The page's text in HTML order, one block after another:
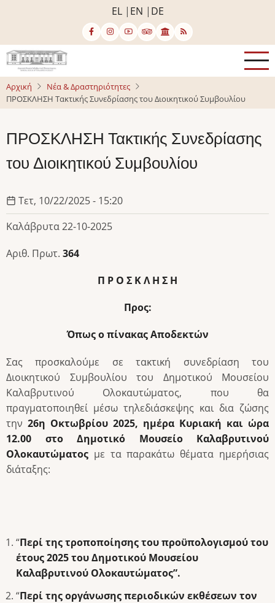
κυρίως
περιεχόμενο
EL EN DE
Αρχική
Νέα & Δραστηριότητες
ΠΡΟΣΚΛΗΣΗ Τακτικής Συνεδρίασης του Διοικητικού Συμβουλίου
ΠΡΟΣΚΛΗΣΗ Τακτικής Συνεδρίασης
του Διοικητικού Συμβουλίου
Τετ, 10/22/2025 - 15:20
Καλάβρυτα 22-10-2025
Αριθ. Πρωτ. 364
Π Ρ Ο Σ Κ Λ Η Σ Η
Προς:
Όπως ο πίνακας Αποδεκτών
Σας προσκαλούμε σε τακτική συνεδρίαση του
Διοικητικού Συμβουλίου του Δημοτικού Μουσείου
Καλαβρυτινού Ολοκαυτώματος, που θα
πραγματοποιηθεί μέσω τηλεδιάσκεψης και δια ζώσης
την 26η Οκτωβρίου 2025, ημέρα Κυριακή και ώρα
12.00 στο Δημοτικό Μουσείο Καλαβρυτινού
Ολοκαυτώματος με τα παρακάτω θέματα ημερήσιας
διάταξης:
“Περί της τροποποίησης του προϋπολογισμού του
έτους 2025 του Δημοτικού Μουσείου
Καλαβρυτινού Ολοκαυτώματος”.
“Περί της οργάνωσης περιοδικών εκθέσεων τον